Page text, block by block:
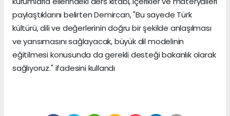
paylaştıklarını belirten Demircan, "Bu sayede Türk
kültürü, dili ve değerlerinin doğru bir şekilde anlaşılması
ve yansımasını sağlayacak, büyük dil modelinin
eğitilmesi konusunda da gerekli desteği bakanlık olarak
sağlıyoruz." ifadesini kullandı